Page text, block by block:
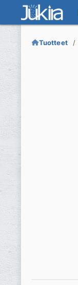
Siirry
navigointiin
Siirry
sisältöön
Tuotteet